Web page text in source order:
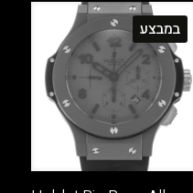
יש
מספר
סוגים.
ניתן
לבחור
את
האפשרויות
בעמוד
המוצר
במבצע